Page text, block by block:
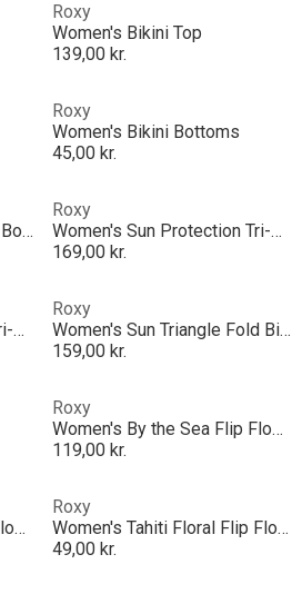
Roxy
Women's Bikini Top
139,00 kr.
Roxy
Women's Bikini Bottoms
45,00 kr.
Women's Sun Check Bikini Bottoms
Roxy
Women's Sun Protection Tri-Fold Bikini Tops
169,00 kr.
Women's Sun Protection Tri-Fold Bikini Tops
Roxy
Women's Sun Triangle Fold Bikini Top
159,00 kr.
Roxy
Women's By the Sea Flip Flops
119,00 kr.
Women's By the Sea Flip Flops
Roxy
Women's Tahiti Floral Flip Flops
49,00 kr.